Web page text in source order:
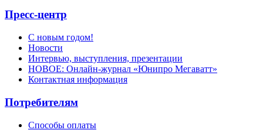
Пресс-центр
С новым годом!
Новости
Интервью, выступления, презентации
НОВОЕ: Онлайн-журнал «Юнипро Мегаватт»
Контактная информация
Потребителям
Способы оплаты